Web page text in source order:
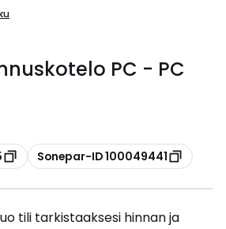
PC - PC
Kopioi
Sonepar-ID 100049441
tili tarkistaaksesi hinnan ja